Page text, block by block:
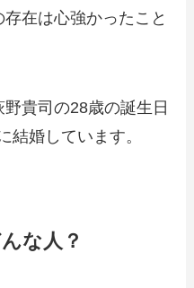
在は心強かったこと
貴司の28歳の誕生日
結婚しています。
な人？